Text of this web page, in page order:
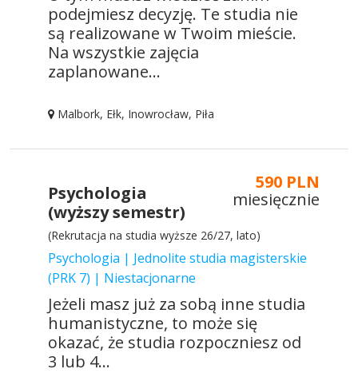
podejmiesz decyzję. Te studia nie
są realizowane w Twoim mieście.
Na wszystkie zajęcia
zaplanowane...
Malbork, Ełk, Inowrocław, Piła
Psychologia
(wyższy semestr)
590 PLN
miesięcznie
(Rekrutacja na studia wyższe 26/27, lato)
Psychologia | Jednolite studia magisterskie
(PRK 7) | Niestacjonarne
Jeżeli masz już za sobą inne studia
humanistyczne, to może się
okazać, że studia rozpoczniesz od
3 lub 4...